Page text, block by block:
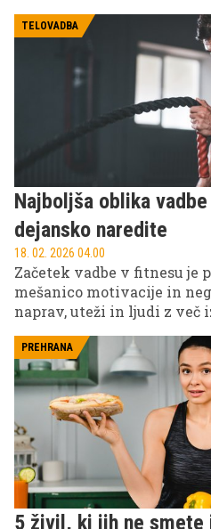
TELOVADBA
Najboljša oblika
dejansko naredite
18. 02. 2026 04.00
Začetek vadbe v fitnesu je
mešanico motivacije in
naprav, uteži in ljudi z več
resnici pa je začetek
pristopimo premišljeno in
pretiravanja.
PREHRANA
5 živil, ki jih ne smete